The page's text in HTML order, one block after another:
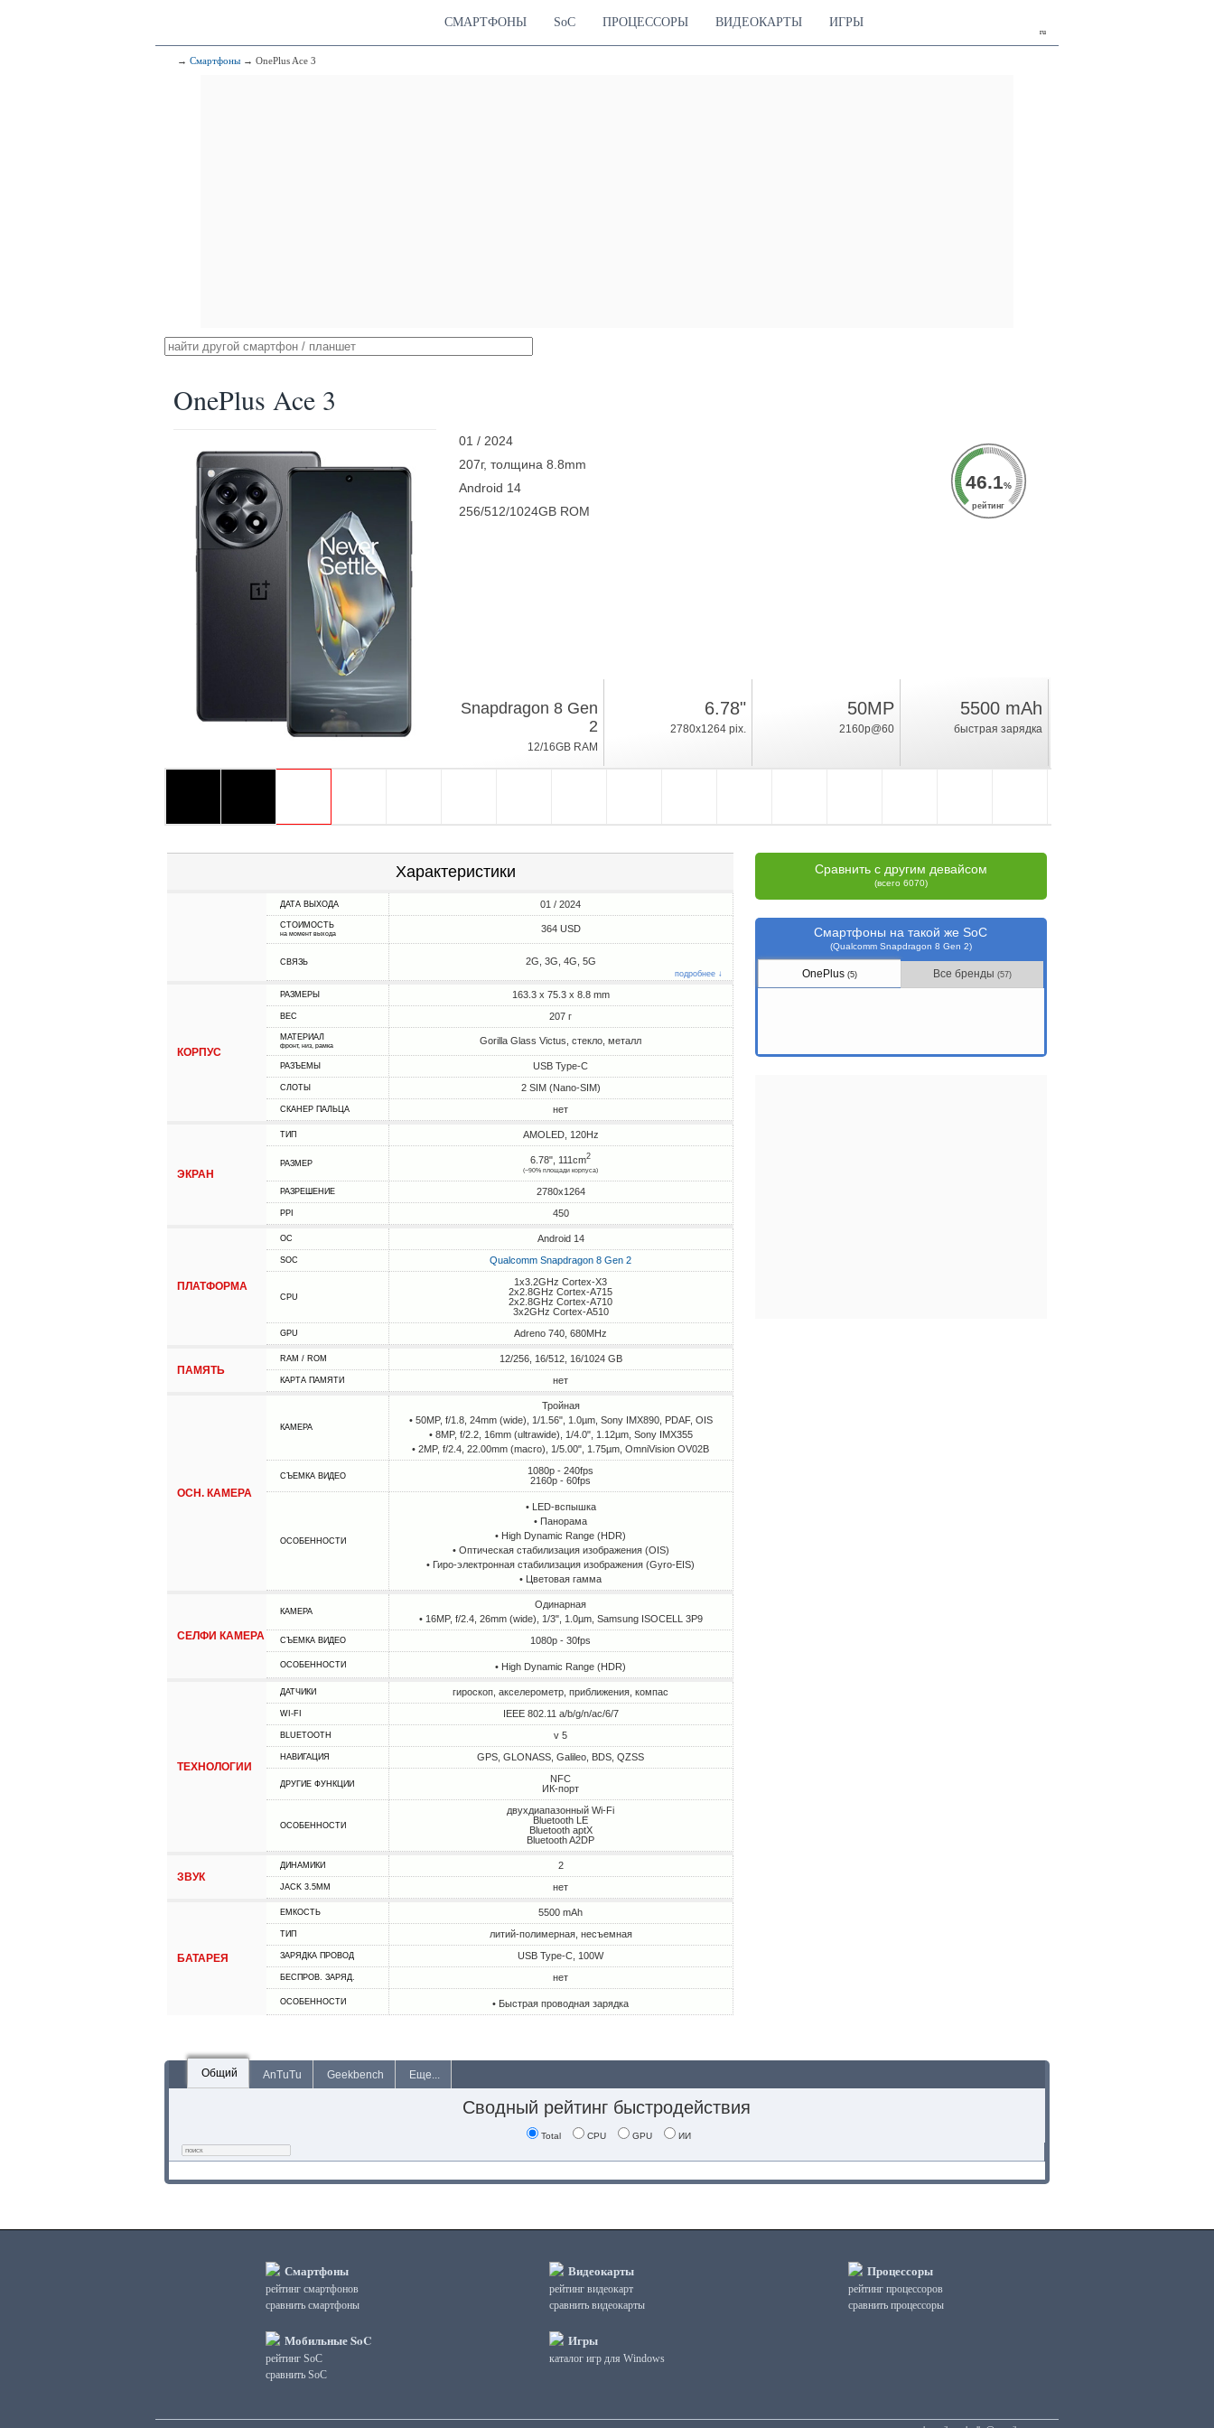
ru
СМАРТФОНЫ SoC ПРОЦЕССОРЫ ВИДЕОКАРТЫ ИГРЫ
→ Смартфоны → OnePlus Ace 3
OnePlus Ace 3
01 / 2024
207г, толщина 8.8mm
Android 14
256/512/1024GB ROM
46.1%
рейтинг
Snapdragon 8 Gen
2
12/16GB RAM
6.78"
2780x1264 pix.
50MP
2160p@60
5500 mAh
быстрая зарядка
Характеристики
ДАТА ВЫХОДА 01 / 2024
СТОИМОСТЬ
на момент выхода 364 USD
СВЯЗЬ 2G, 3G, 4G, 5G
подробнее ↓
КОРПУС
РАЗМЕРЫ 163.3 x 75.3 x 8.8 mm
ВЕС 207 г
МАТЕРИАЛ
фронт, низ, рамка Gorilla Glass Victus, стекло, металл
РАЗЪЕМЫ USB Type-C
СЛОТЫ 2 SIM (Nano-SIM)
СКАНЕР ПАЛЬЦА нет
ЭКРАН
ТИП AMOLED, 120Hz
РАЗМЕР 6.78", 111cm2
(~90% площади корпуса)
РАЗРЕШЕНИЕ 2780x1264
PPI 450
ПЛАТФОРМА
ОС Android 14
SOC Qualcomm Snapdragon 8 Gen 2
CPU
1x3.2GHz Cortex-X3
2x2.8GHz Cortex-A715
2x2.8GHz Cortex-A710
3x2GHz Cortex-A510
GPU Adreno 740, 680MHz
ПАМЯТЬ
RAM / ROM 12/256, 16/512, 16/1024 GB
КАРТА ПАМЯТИ нет
ОСН. КАМЕРА
КАМЕРА
Тройная
• 50MP, f/1.8, 24mm (wide), 1/1.56", 1.0µm, Sony IMX890, PDAF, OIS
• 8MP, f/2.2, 16mm (ultrawide), 1/4.0", 1.12µm, Sony IMX355
• 2MP, f/2.4, 22.00mm (macro), 1/5.00", 1.75µm, OmniVision OV02B
СЪЕМКА ВИДЕО
1080p - 240fps
2160p - 60fps
ОСОБЕННОСТИ
• LED-вспышка
• Панорама
• High Dynamic Range (HDR)
• Оптическая стабилизация изображения (OIS)
• Гиро-электронная стабилизация изображения (Gyro-EIS)
• Цветовая гамма
СЕЛФИ КАМЕРА
КАМЕРА
Одинарная
• 16MP, f/2.4, 26mm (wide), 1/3", 1.0µm, Samsung ISOCELL 3P9
СЪЕМКА ВИДЕО 1080p - 30fps
ОСОБЕННОСТИ • High Dynamic Range (HDR)
ТЕХНОЛОГИИ
ДАТЧИКИ гироскоп, акселерометр, приближения, компас
WI-FI IEEE 802.11 a/b/g/n/ac/6/7
BLUETOOTH v 5
НАВИГАЦИЯ GPS, GLONASS, Galileo, BDS, QZSS
ДРУГИЕ ФУНКЦИИ
NFC
ИК-порт
ОСОБЕННОСТИ
двухдиапазонный Wi-Fi
Bluetooth LE
Bluetooth aptX
Bluetooth A2DP
ЗВУК
ДИНАМИКИ 2
JACK 3.5MM нет
БАТАРЕЯ
ЕМКОСТЬ 5500 mAh
ТИП литий-полимерная, несъемная
ЗАРЯДКА ПРОВОД USB Type-C, 100W
БЕСПРОВ. ЗАРЯД. нет
ОСОБЕННОСТИ • Быстрая проводная зарядка
Сравнить с другим девайсом
(всего 6070)
Смартфоны на такой же SoC
(Qualcomm Snapdragon 8 Gen 2)
OnePlus (5) Все бренды (57)
Общий AnTuTu Geekbench Еще...
Сводный рейтинг быстродействия
Total CPU GPU ИИ
Смартфоны
рейтинг смартфонов
сравнить смартфоны
Мобильные SoC
рейтинг SoC
сравнить SoC
Видеокарты
рейтинг видеокарт
сравнить видеокарты
Игры
каталог игр для Windows
Процессоры
рейтинг процессоров
сравнить процессоры